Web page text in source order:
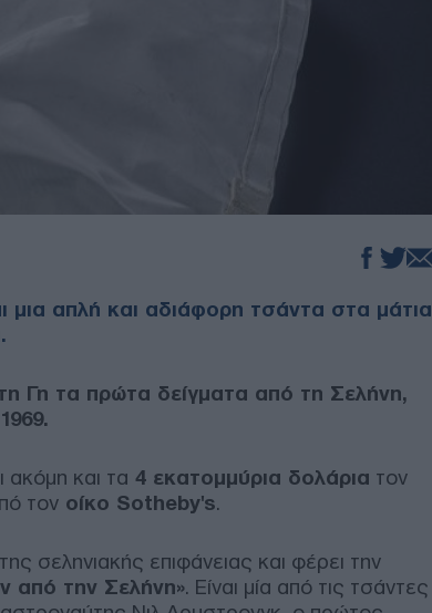
μια απλή και αδιάφορη τσάντα στα μάτια
Γη τα πρώτα δείγματα από τη Σελήνη,
ακόμη και τα 4 εκατομμύρια δολάρια τον
τον οίκο Sotheby's.
της σεληνιακής επιφάνειας και φέρει την
από την Σελήνη». Είναι μία από τις τσάντες